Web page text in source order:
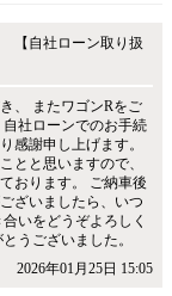
【自社ローン取り扱
、 またワゴンRをご
社ローンでのお手続
感謝申し上げます。
とと思いますので、
おります。 ご納車後
ざいましたら、いつ
いをどうぞよろしく
うございました。
2026年01月25日 15:05